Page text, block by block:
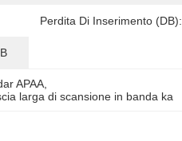
Perdita Di Inserimento (dB):
APAA
larga di scansione in banda ka